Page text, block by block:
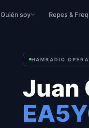
Quién soy Repes & Freq
HAMRADIO
Juan